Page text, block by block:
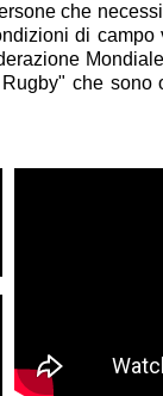
che
di
che